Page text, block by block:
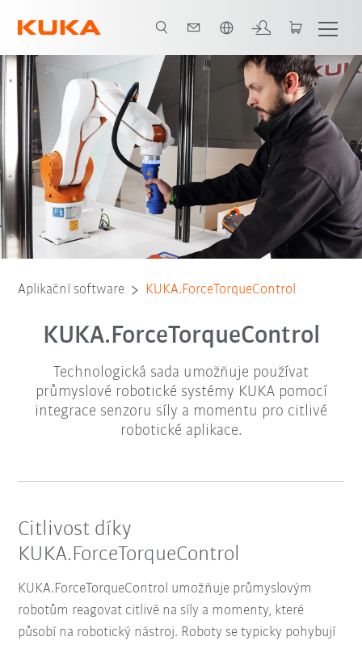
Aplikační software KUKA.ForceTorqueControl
KUKA.ForceTorqueControl
Technologická sada umožňuje používat
průmyslové robotické systémy KUKA pomocí
integrace senzoru síly a momentu pro citlivé
robotické aplikace.
Citlivost díky
KUKA.ForceTorqueControl
KUKA.ForceTorqueControl umožňuje průmyslovým
robotům reagovat citlivě na síly a momenty, které
působí na robotický nástroj. Roboty se typicky pohybují